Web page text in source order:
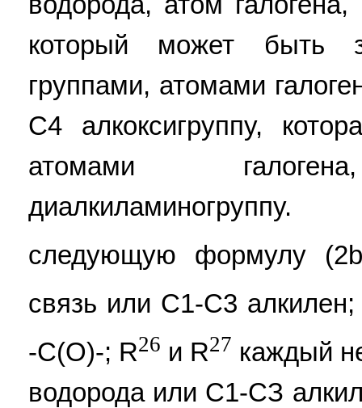
который может быть
группами, атомами
С4 алкоксигруппу,
атомами
следующую формулу
связь или С1-С3
-С(О)-; R26 и R27 каждый
водорода или С1-СЗ